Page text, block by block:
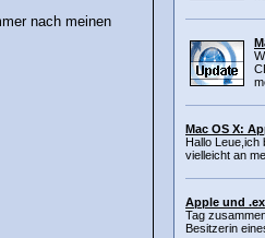
nach meinen
Mac OS X:
Hallo Leue,ich
vielleicht an
Apple und
Tag
Besitzerin